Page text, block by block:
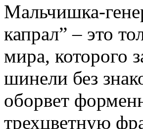
Мальчишка-
капрал” – это
мира, которого
шинели без
оборвет
трехцветную